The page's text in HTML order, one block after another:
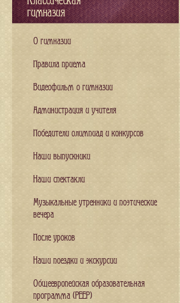
гимназия
О гимназии
Правила приема
Видеофильм о гимназии
Администрация и учителя
Победители олимпиад и конкурсов
Наши выпускники
Наши спектакли
Музыкальные утренники и поэтические
вечера
После уроков
Наши поездки и экскурсии
Общеевропейская образовательная
программа (PEEP)